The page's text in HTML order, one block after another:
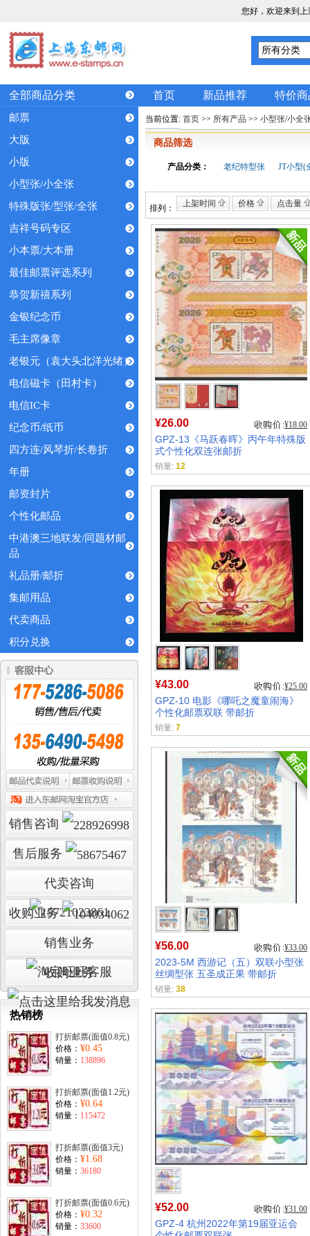
您好，欢迎来到
全部商品分类 首页 新品推荐 特价商
邮票
大版
小版
小型张/小全张
特殊版张/型张/全张
吉祥号码专区
小本票/大本册
最佳邮票评选系列
恭贺新禧系列
金银纪念币
毛主席像章
老银元（袁大头北洋光绪）
电信磁卡（田村卡）
电信IC卡
纪念币/纸币
四方连/风琴折/长卷折
年册
邮资封片
个性化邮品
中港澳三地联发/同题材邮
品
礼品册/邮折
集邮用品
代卖商品
积分兑换
销售咨询
售后服务
代卖咨询
收购业务
销售业务
收购业务
热销榜
打折邮票(面值0.8元)
价格： ¥0.45
销量： 138896
打折邮票(面值1.2元)
价格： ¥0.64
销量： 115472
打折邮票(面值3元)
价格： ¥1.68
销量： 36180
打折邮票(面值0.6元)
价格： ¥0.32
销量： 33600
当前位置: 首页 >> 所有产品 >> 小型张/小全
商品筛选
产品分类： 老纪特型张 JT小型(
排列： 上架时间 价格 点击量
¥26.00 ¥18.00
GPZ-13《马跃春晖》丙午年特殊版
式个性化双连张邮折
销量: 12
¥43.00 ¥25.00
GPZ-10 电影《哪吒之魔童闹海》
个性化邮票双联 带邮折
销量: 7
¥56.00 ¥33.00
2023-5M 西游记（五）双联小型张
丝绸型张 五圣成正果 带邮折
销量: 38
¥52.00 ¥31.00
GPZ-4 杭州2022年第19届亚运会